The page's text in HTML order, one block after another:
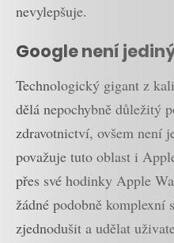
nevylepšuje.
Google není
Technologický gigant z
dělá nepochybně důležitý
zdravotnictví, ovšem není
považuje tuto oblast i
přes své hodinky Apple
žádné podobně komplexní
zjednodušit a udělat